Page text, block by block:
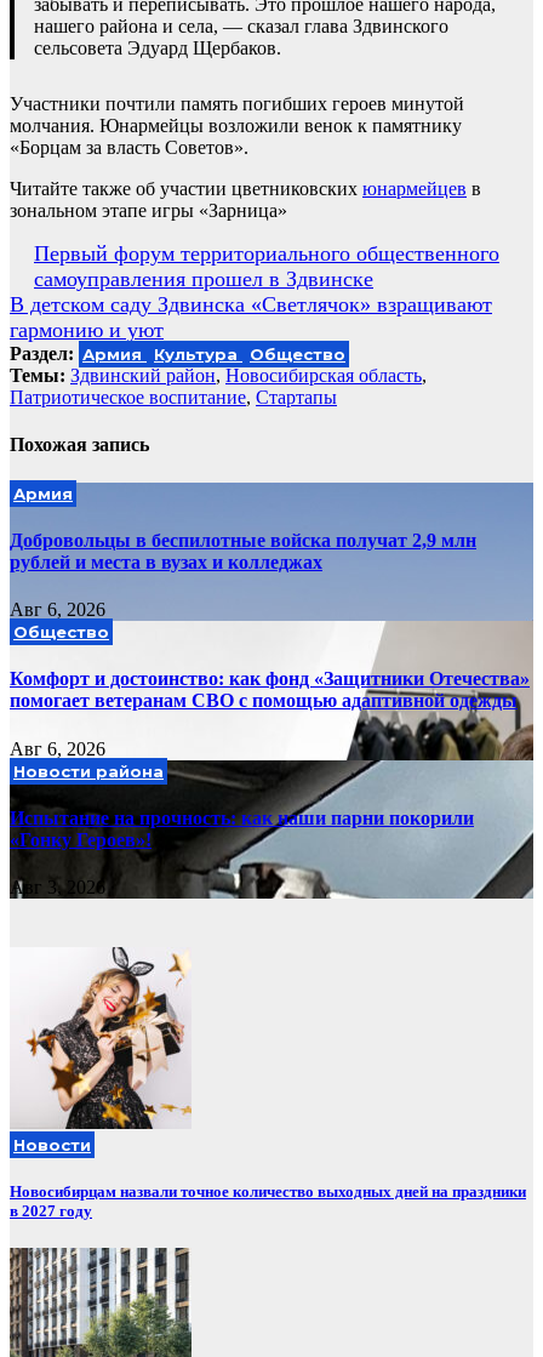
забывать и переписывать. Это прошлое нашего народа,
нашего района и села, — сказал глава Здвинского
сельсовета Эдуард Щербаков.
Участники почтили память погибших героев минутой
молчания. Юнармейцы возложили венок к памятнику
«Борцам за власть Советов».
Читайте также об участии цветниковских юнармейцев в
зональном этапе игры «Зарница»
Навигация
по
записям
Первый форум территориального общественного
самоуправления прошел в Здвинске
В детском саду Здвинска «Светлячок» взращивают
гармонию и уют
Раздел: Армия Культура Общество
Темы: Здвинский район, Новосибирская область,
Патриотическое воспитание, Стартапы
Похожая запись
Армия
Добровольцы в беспилотные войска получат 2,9 млн
рублей и места в вузах и колледжах
Авг 6, 2026
Общество
Комфорт и достоинство: как фонд «Защитники Отечества»
помогает ветеранам СВО с помощью адаптивной одежды
Авг 6, 2026
Новости района
Испытание на прочность: как наши парни покорили
«Гонку Героев»!
Авг 3, 2026
Новости
Новосибирцам назвали точное количество выходных дней на праздники
в 2027 году